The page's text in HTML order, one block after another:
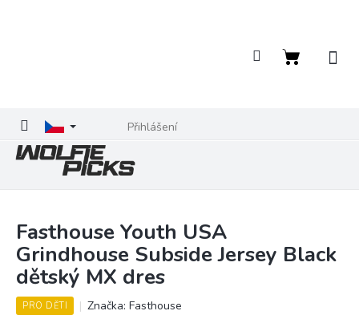
Přihlášení
Nákupní
Fasthouse Youth USA
Grindhouse Subside Jersey Black
dětský MX dres
PRO DĚTI Značka: Fasthouse